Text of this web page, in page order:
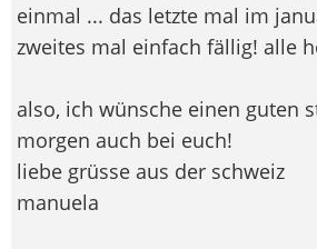
einmal ... das letzte mal im
zweites mal einfach fällig! alle
also, ich wünsche einen guten
morgen auch bei euch!
liebe grüsse aus der schweiz
manuela